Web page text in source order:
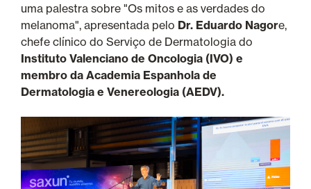
uma palestra sobre "Os mitos e as verdades do
melanoma", apresentada pelo Dr. Eduardo Nagore,
chefe clínico do Serviço de Dermatologia do
Instituto Valenciano de Oncologia (IVO) e
membro da Academia Espanhola de
Dermatologia e Venereologia (AEDV).